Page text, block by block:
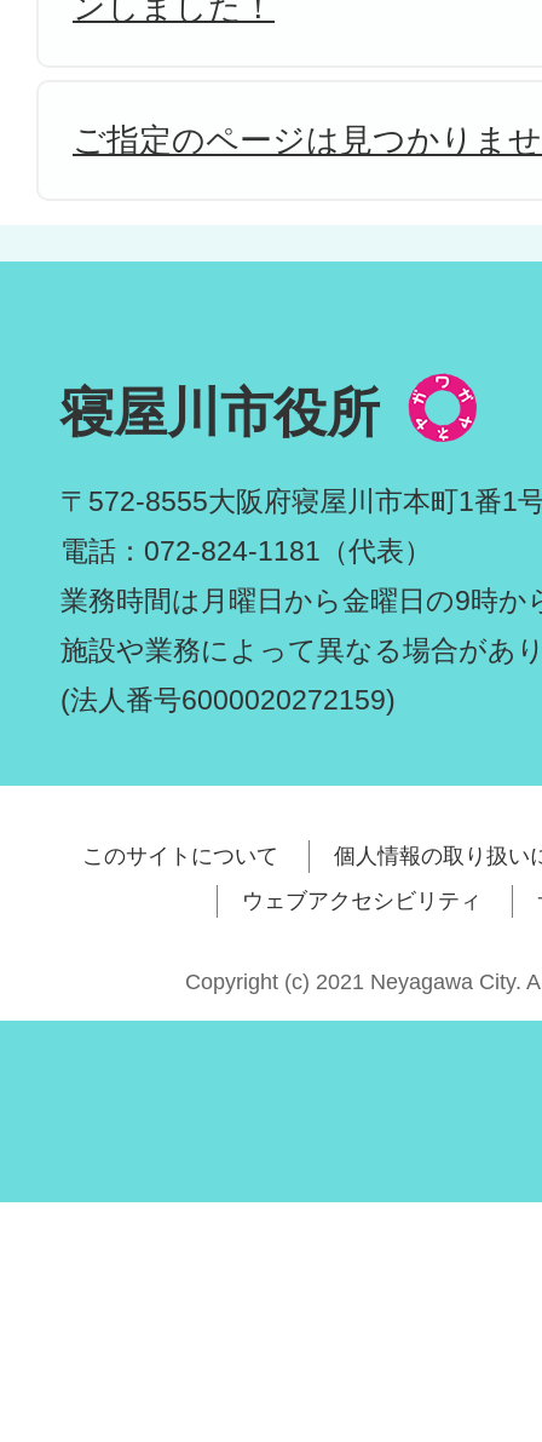
ご指定のページは見つかりま
寝屋川市役所
〒572-8555大阪府寝屋川市本町1番1
電話：072-824-1181（代表）
業務時間は月曜日から金曜日の9時か
施設や業務によって異なる場合があ
(法人番号6000020272159)
このサイトについて
個人情報の取り扱い
ウェブアクセシビリティ
Copyright (c) 2021 Neyagawa City.